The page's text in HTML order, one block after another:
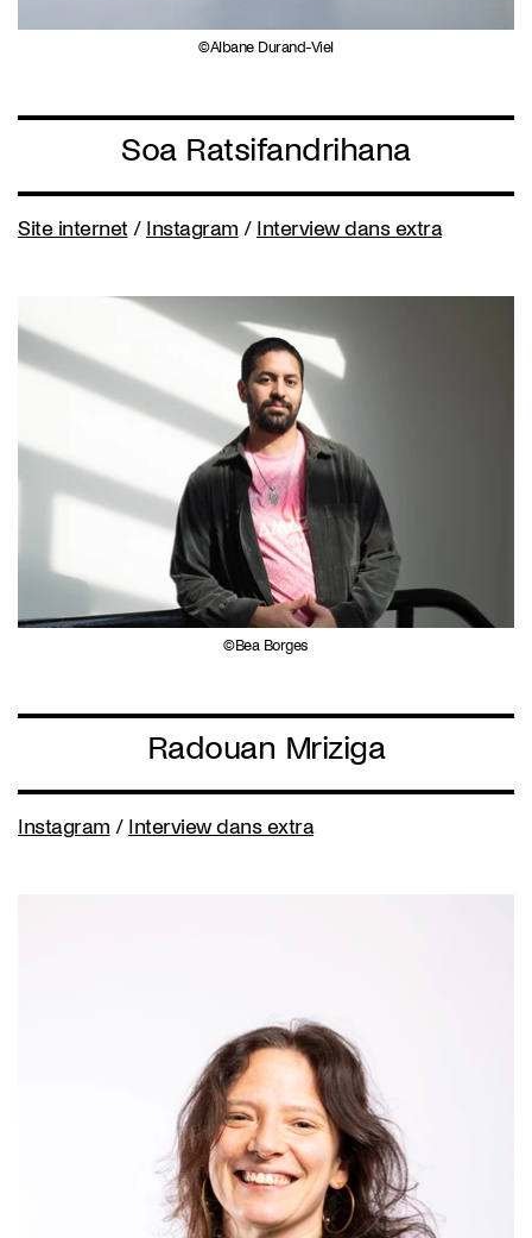
Albane Durand-Viel
Soa Ratsifandrihana
Site internet/ Instagram / Interview dans extra
Bea Borges
Radouan Mriziga
Instagram / Interview dans extra